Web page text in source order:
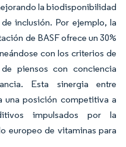
la biodisponibilidad
inclusión. Por ejemplo, la
de BASF ofrece un 30%
con los criterios de
piensos con conciencia
Esta sinergia entre
una posición competitiva a
impulsados por la
europeo de vitaminas para